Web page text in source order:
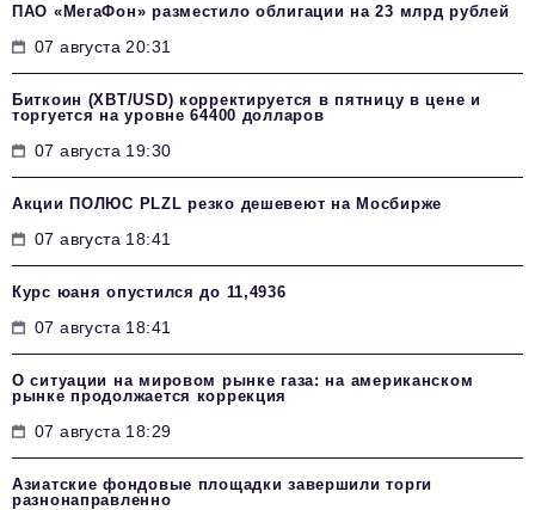
ПАО «МегаФон» разместило облигации на 23 млрд рублей
07 августа 20:31
Биткоин (XBT/USD) корректируется в пятницу в цене и
торгуется на уровне 64400 долларов
07 августа 19:30
Акции ПОЛЮС PLZL резко дешевеют на Мосбирже
07 августа 18:41
Курс юаня опустился до 11,4936
07 августа 18:41
О ситуации на мировом рынке газа: на американском
рынке продолжается коррекция
07 августа 18:29
Азиатские фондовые площадки завершили торги
разнонаправленно